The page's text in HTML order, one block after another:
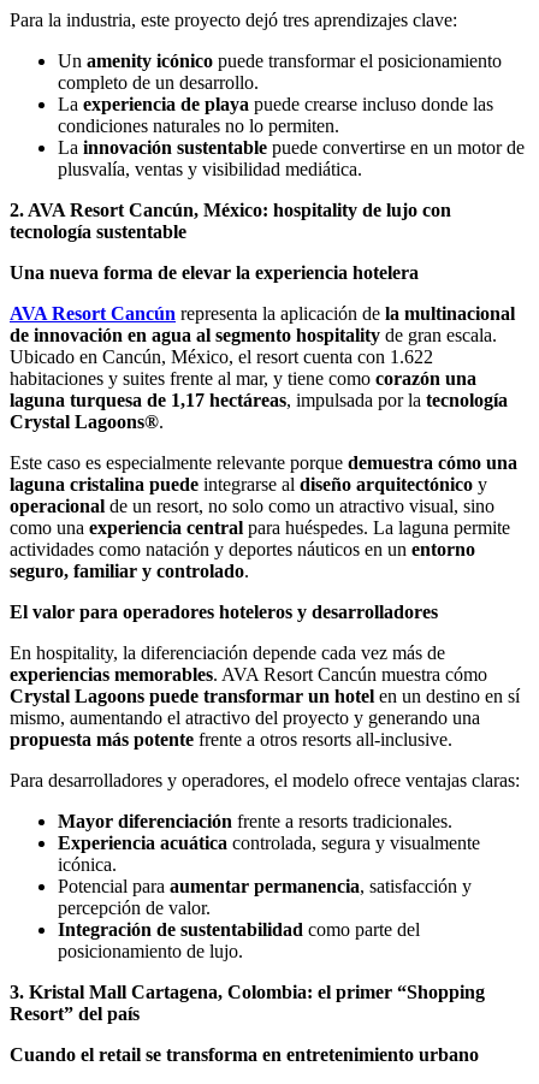
Para la industria, este proyecto dejó tres aprendizajes clave:
Un amenity icónico puede transformar el posicionamiento
completo de un desarrollo.
La experiencia de playa puede crearse incluso donde las
condiciones naturales no lo permiten.
La innovación sustentable puede convertirse en un motor de
plusvalía, ventas y visibilidad mediática.
2. AVA Resort Cancún, México: hospitality de lujo con
tecnología sustentable
Una nueva forma de elevar la experiencia hotelera
AVA Resort Cancún representa la aplicación de la multinacional
de innovación en agua al segmento hospitality de gran escala.
Ubicado en Cancún, México, el resort cuenta con 1.622
habitaciones y suites frente al mar, y tiene como corazón una
laguna turquesa de 1,17 hectáreas, impulsada por la tecnología
Crystal Lagoons®.
Este caso es especialmente relevante porque demuestra cómo una
laguna cristalina puede integrarse al diseño arquitectónico y
operacional de un resort, no solo como un atractivo visual, sino
como una experiencia central para huéspedes. La laguna permite
actividades como natación y deportes náuticos en un entorno
seguro, familiar y controlado.
El valor para operadores hoteleros y desarrolladores
En hospitality, la diferenciación depende cada vez más de
experiencias memorables. AVA Resort Cancún muestra cómo
Crystal Lagoons puede transformar un hotel en un destino en sí
mismo, aumentando el atractivo del proyecto y generando una
propuesta más potente frente a otros resorts all-inclusive.
Para desarrolladores y operadores, el modelo ofrece ventajas claras:
Mayor diferenciación frente a resorts tradicionales.
Experiencia acuática controlada, segura y visualmente
icónica.
Potencial para aumentar permanencia, satisfacción y
percepción de valor.
Integración de sustentabilidad como parte del
posicionamiento de lujo.
3. Kristal Mall Cartagena, Colombia: el primer “Shopping
Resort” del país
Cuando el retail se transforma en entretenimiento urbano